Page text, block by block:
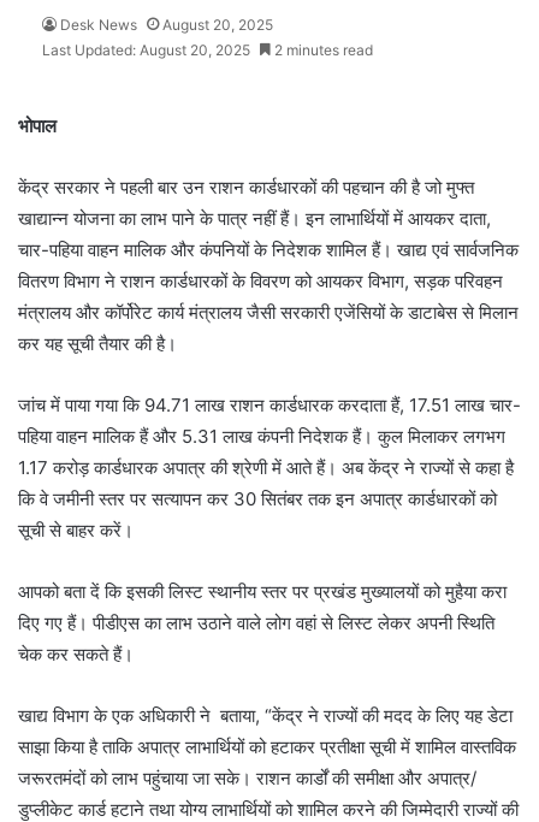
Desk News
August 20, 2025
Last Updated: August 20, 2025
2 minutes read
भोपाल
केंद्र सरकार ने पहली बार उन राशन कार्डधारकों की पहचान की है जो मुफ्त
खाद्यान्न योजना का लाभ पाने के पात्र नहीं हैं। इन लाभार्थियों में आयकर दाता,
चार-पहिया वाहन मालिक और कंपनियों के निदेशक शामिल हैं। खाद्य एवं सार्वजनिक
वितरण विभाग ने राशन कार्डधारकों के विवरण को आयकर विभाग, सड़क परिवहन
मंत्रालय और कॉर्पोरेट कार्य मंत्रालय जैसी सरकारी एजेंसियों के डाटाबेस से मिलान
कर यह सूची तैयार की है।
जांच में पाया गया कि 94.71 लाख राशन कार्डधारक करदाता हैं, 17.51 लाख चार-
पहिया वाहन मालिक हैं और 5.31 लाख कंपनी निदेशक हैं। कुल मिलाकर लगभग
1.17 करोड़ कार्डधारक अपात्र की श्रेणी में आते हैं। अब केंद्र ने राज्यों से कहा है
कि वे जमीनी स्तर पर सत्यापन कर 30 सितंबर तक इन अपात्र कार्डधारकों को
सूची से बाहर करें।
आपको बता दें कि इसकी लिस्ट स्थानीय स्तर पर प्रखंड मुख्यालयों को मुहैया करा
दिए गए हैं। पीडीएस का लाभ उठाने वाले लोग वहां से लिस्ट लेकर अपनी स्थिति
चेक कर सकते हैं।
खाद्य विभाग के एक अधिकारी ने बताया, “केंद्र ने राज्यों की मदद के लिए यह डेटा
साझा किया है ताकि अपात्र लाभार्थियों को हटाकर प्रतीक्षा सूची में शामिल वास्तविक
जरूरतमंदों को लाभ पहुंचाया जा सके। राशन कार्डों की समीक्षा और अपात्र/
डुप्लीकेट कार्ड हटाने तथा योग्य लाभार्थियों को शामिल करने की जिम्मेदारी राज्यों की